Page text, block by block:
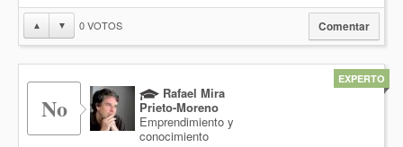
▲ ▼ 0VOTOS Comentar
No
Rafael Mira
Prieto-Moreno
Emprendimiento y
conocimiento
EXPERTO